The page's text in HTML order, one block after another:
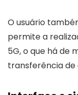
O usuário
permite a
5G, o que há de
transferência de